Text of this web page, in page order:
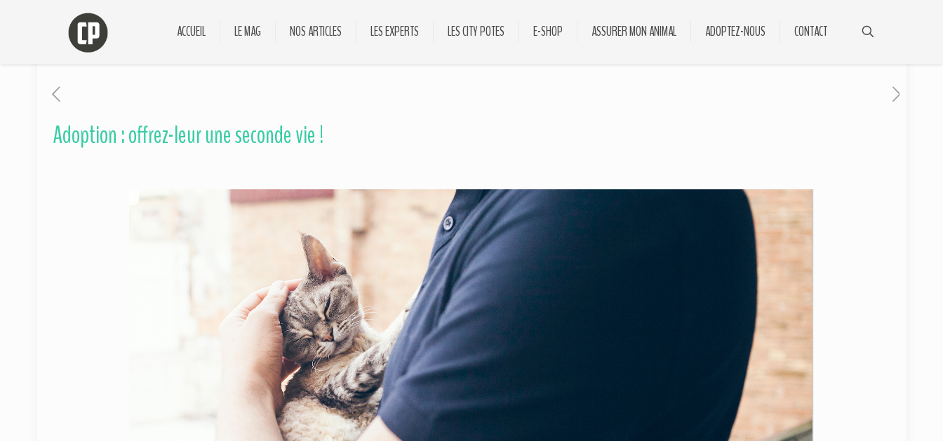
ACCUEIL LE MAG NOS ARTICLES LES EXPERTS LES CITY POTES E-SHOP ASSURER MON ANIMAL ADOPTEZ-NOUS CONTACT
Adoption : offrez-leur une seconde vie !